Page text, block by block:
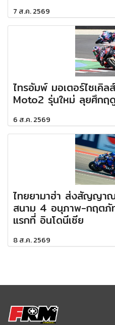
7 ส.ค. 2569
ไทรอัมพ์ มอเตอร์ไซเคิ
Moto2 รุ่นใหม่ ลุยศึกฤ
6 ส.ค. 2569
ไทยยามาฮ่า ส่งสัญญาณ
สนาม 4 อนุภาพ-กฤตภั
แรกที่ อินโดนีเซีย
8 ส.ค. 2569